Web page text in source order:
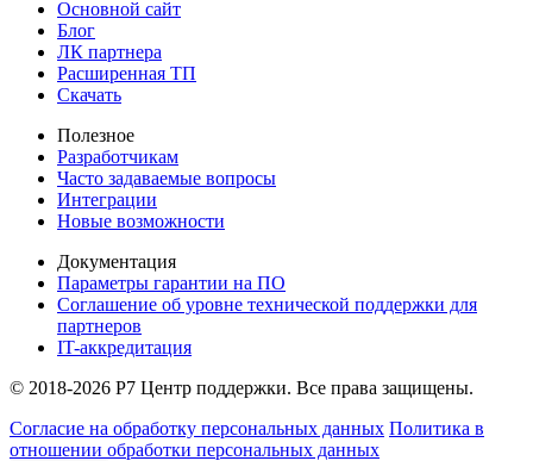
Основной сайт
Блог
ЛК партнера
Расширенная ТП
Скачать
Полезное
Разработчикам
Часто задаваемые вопросы
Интеграции
Новые возможности
Документация
Параметры гарантии на ПО
Соглашение об уровне технической поддержки для
партнеров
IT-аккредитация
© 2018-2026 Р7 Центр поддержки. Все права защищены.
Согласие на обработку персональных данных Политика в
отношении обработки персональных данных